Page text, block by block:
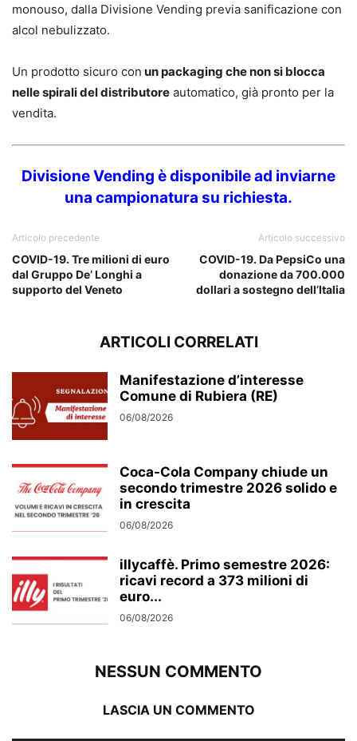
monouso, dalla Divisione Vending previa sanificazione con
alcol nebulizzato.
Un prodotto sicuro con un packaging che non si blocca
nelle spirali del distributore automatico, già pronto per la
vendita.
Divisione Vending è disponibile ad inviarne
una campionatura su richiesta.
Articolo precedente
COVID-19. Tre milioni di euro
dal Gruppo De’ Longhi a
supporto del Veneto
Articolo successivo
COVID-19. Da PepsiCo una
donazione da 700.000
dollari a sostegno dell’Italia
ARTICOLI CORRELATI
Manifestazione d’interesse
Comune di Rubiera (RE)
06/08/2026
Coca-Cola Company chiude un
secondo trimestre 2026 solido e
in crescita
06/08/2026
illycaffè. Primo semestre 2026:
ricavi record a 373 milioni di
euro...
06/08/2026
NESSUN COMMENTO
LASCIA UN COMMENTO